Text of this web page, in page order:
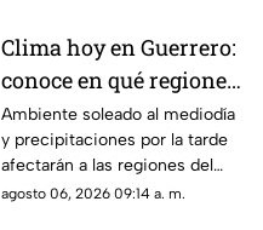
Clima hoy en Guerrero:
conoce en qué regiones
se esperan lluvias
Ambiente soleado al mediodía
y precipitaciones por la tarde
afectarán a las regiones del
estado; monitorean un sistema
agosto 06, 2026 09:14 a. m.